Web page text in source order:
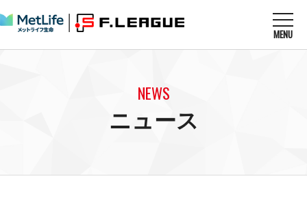
MENU
U-23選抜
NEWS
ニュース